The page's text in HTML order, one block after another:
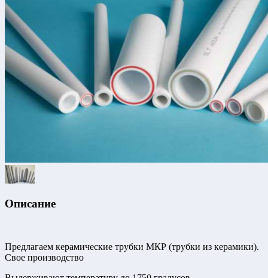
Описание
Предлагаем керамические трубки МКР (трубки из керамики).
Свое производство